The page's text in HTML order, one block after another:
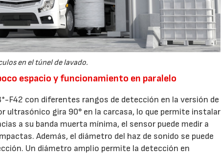
en el túnel de lavado.
espacio y funcionamiento en paralelo
F42 con diferentes rangos de detección en la versión de
gira 90° en la carcasa, lo que permite instalar
a su banda muerta mínima, el sensor puede medir a
Además, el diámetro del haz de sonido se puede
Un diámetro amplio permite la detección en